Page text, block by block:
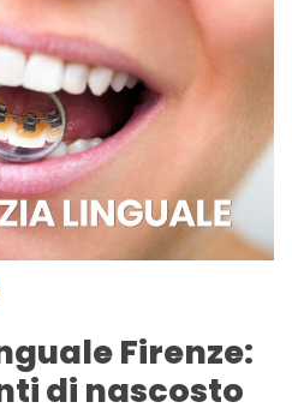
Firenze:
di nascosto